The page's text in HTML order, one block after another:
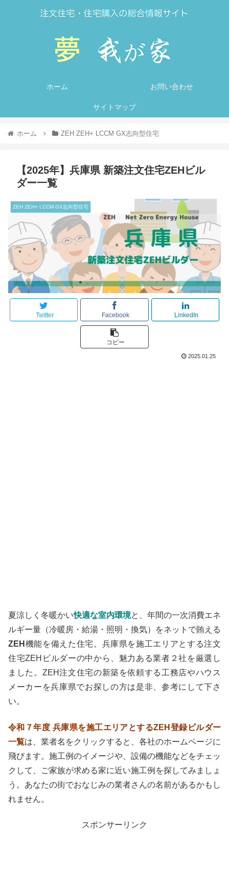
ホーム お問い合わせ
サイトマップ
ホーム ZEH ZEH+ LCCM GX志向型住宅
【2025年】兵庫県 新築注文住宅ZEHビル
ダー一覧
ZEH ZEH+ LCCM GX志向型住宅
Twitter Facebook LinkedIn
コピー
2025.01.25
夏涼しく冬暖かい快適な室内環境と、年間の一次消費エネ
ルギー量（冷暖房・給湯・照明・換気）をネットで賄える
ZEH 機能を備えた住宅。兵庫県を施工エリアとする注文
住宅ZEHビルダーの中から、魅力ある業者２社を厳選し
ました。ZEH注文住宅の新築を依頼する工務店やハウス
メーカーを兵庫県でお探しの方は是非、参考にして下さ
い。
令和７年度 兵庫県を施工エリアとするZEH登録ビルダー
一覧は、業者名をクリックすると、各社のホームページに
飛びます。施工例のイメージや、設備の機能などをチェッ
クして、ご家族が求める家に近い施工例を探してみましょ
う。あなたの街でおなじみの業者さんの名前があるかもし
れません。
スポンサーリンク